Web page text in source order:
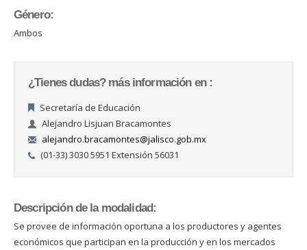
Género:
Ambos
¿Tienes dudas? más información en :
Secretaría de Educación
Alejandro Lisjuan Bracamontes
alejandro.bracamontes@jalisco.gob.mx
(01-33) 3030 5951 Extensión 56031
Descripción de la modalidad:
Se provee de información oportuna a los productores y agentes
económicos que participan en la producción y en los mercados